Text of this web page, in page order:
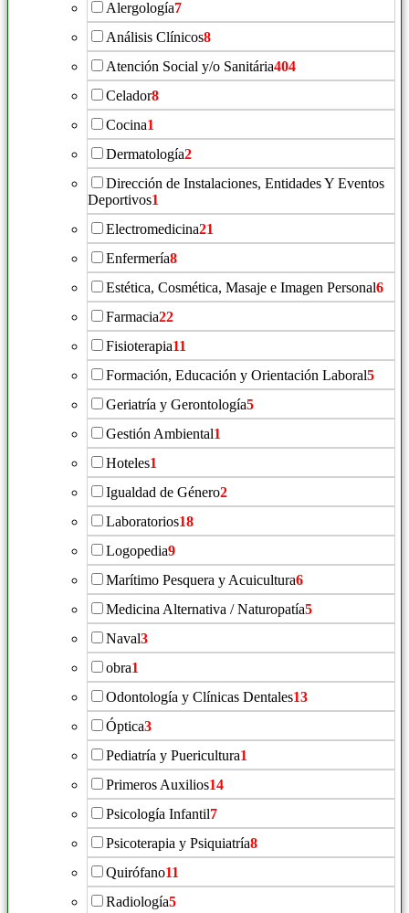
Alergología7
Análisis Clínicos8
Atención Social y/o Sanitária404
Celador8
Cocina1
Dermatología2
Dirección de Instalaciones, Entidades Y Eventos
Deportivos1
Electromedicina21
Enfermería8
Estética, Cosmética, Masaje e Imagen Personal6
Farmacia22
Fisioterapia11
Formación, Educación y Orientación Laboral5
Geriatría y Gerontología5
Gestión Ambiental1
Hoteles1
Igualdad de Género2
Laboratorios18
Logopedia9
Marítimo Pesquera y Acuicultura6
Medicina Alternativa / Naturopatía5
Naval3
obra1
Odontología y Clínicas Dentales13
Óptica3
Pediatría y Puericultura1
Primeros Auxilios14
Psicología Infantil7
Psicoterapia y Psiquiatría8
Quirófano11
Radiología5